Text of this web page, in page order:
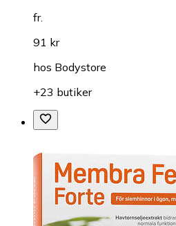
fr.
91 kr
hos Bodystore
+23 butiker